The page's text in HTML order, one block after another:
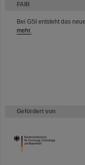
FAIR
Bei GSI entsteht das
mehr.
Gefördert von
HMWK